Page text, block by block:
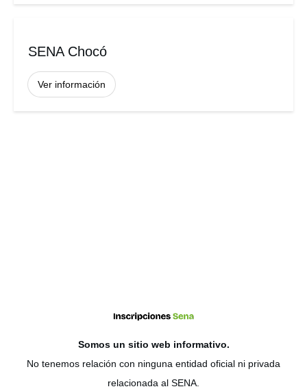
SENA Chocó
Ver información
Somos un sitio web informativo.
No tenemos relación con ninguna entidad oficial ni privada
relacionada al SENA.